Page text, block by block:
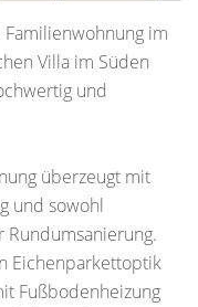
im
Villa im Süden
und
überzeugt mit
und sowohl
Rundumsanierung.
Eichenparkettoptik
Fußbodenheizung